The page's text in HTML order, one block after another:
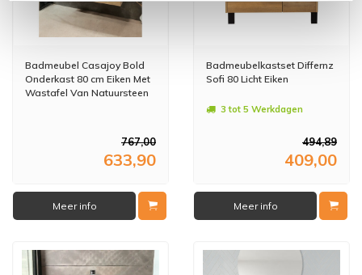
Badmeubel Casajoy Bold
Onderkast 80 cm Eiken Met
Wastafel Van Natuursteen
767,00
633,90
Meer info
Badmeubelkastset Differnz
Sofi 80 Licht Eiken
3 tot 5 Werkdagen
494,89
409,00
Meer info